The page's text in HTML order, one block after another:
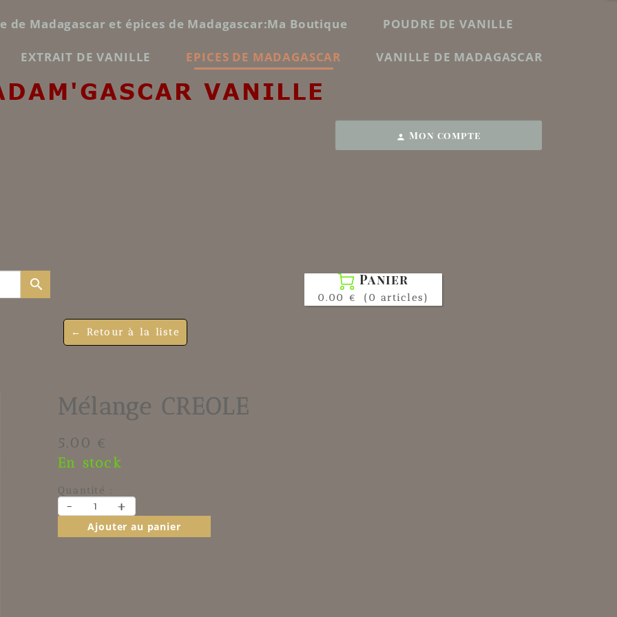
VANILLE
de Madagascar et épices de Madagascar:Ma Boutique POUDRE DE VANILLE
EXTRAIT DE VANILLE EPICES DE MADAGASCAR VANILLE DE MADAGASCAR
person Mon compte
search  Panier
0.00 € (0 articles)
← Retour à la liste
Mélange CREOLE
5.00 €
En stock
Quantité :
- +
Ajouter au panier